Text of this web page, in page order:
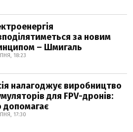
за новим
– Шмигаль
18:23
налагоджує виробництво
для FPV-дронів:
допомагає
17:30